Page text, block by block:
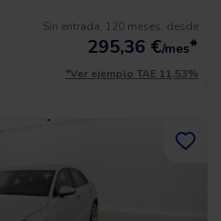
Sin entrada, 120 meses, desde
295,36 €/mes*
*Ver ejemplo TAE 11,53%